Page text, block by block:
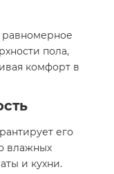
равномерное
пола,
комфорт в
его
влажных
и кухни.​